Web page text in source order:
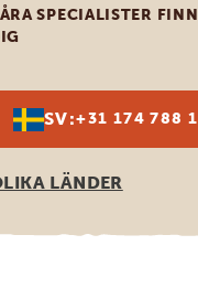
SPECIALISTER
SV:+31 174 788
LÄNDER